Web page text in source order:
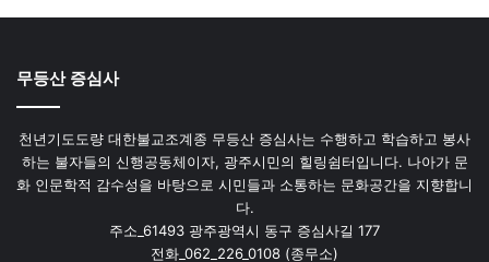
무등산 증심사
천년기도도량 대한불교조계종 무등산 증심사는 수행하고 학습하고 봉사
하는 불자들의 신행공동체이자, 광주시민의 힐링쉼터입니다. 나아가 문
화 인문학적 감수성을 바탕으로 시민들과 소통하는 문화공간을 지향합니
다.
주소_61493 광주광역시 동구 증심사길 177
전화_062_226_0108 (종무소)